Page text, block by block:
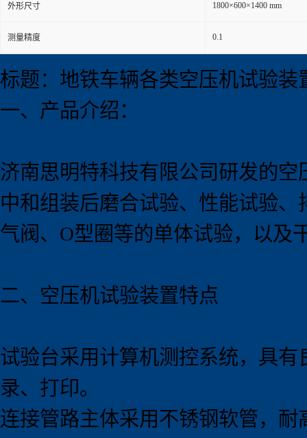
外形尺寸 1800×600×1400 mm
测量精度 0.1
标题：地铁车辆各类空压机试验装
一、产品介绍：
济南思明特科技有限公司研发的空
中和组装后磨合试验、性能试验
气阀、O型圈等的单体试验，以及
二、空压机试验装置特点
试验台采用计算机测控系统，具
录、打印。
连接管路主体采用不锈钢软管，